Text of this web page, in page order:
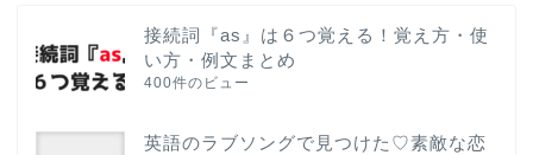
接続詞『as』は６つ覚える！覚え方・使
い方・例文まとめ
400件のビュー
英語のラブソングで見つけた♡素敵な恋